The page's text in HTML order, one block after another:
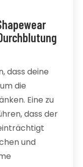
dass deine
die
Eine zu
dass der
und